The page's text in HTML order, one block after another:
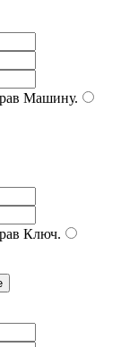
Машину.
Ключ.